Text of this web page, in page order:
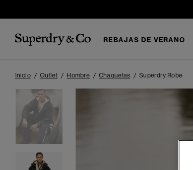
REBAJAS DE VERANO
Inicio Outlet Hombre Chaquetas Superdry Robe